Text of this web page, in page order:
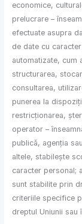
economice,
prelucrare –
efectuate asupra
de date cu
automatizate, cum
structurarea,
consultarea,
punerea la
restricționarea,
operator –
publică, agenția
altele, stabilește
caracter personal;
sunt stabilite prin
criteriile specifice
dreptul Uniunii sau